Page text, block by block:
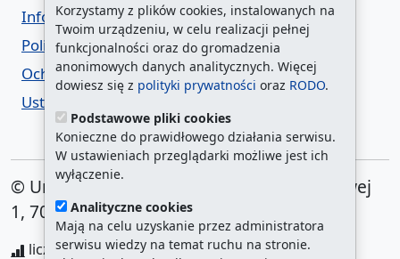
Korzystamy z plików cookies, instalowanych na
Twoim urządzeniu, w celu realizacji pełnej
funkcjonalności oraz do gromadzenia
anonimowych danych analitycznych. Więcej
dowiesz się z polityki prywatności oraz RODO.
Podstawowe pliki cookies
Konieczne do prawidłowego działania serwisu.
W ustawieniach przeglądarki możliwe jest ich
wyłączenie.
Analityczne cookies
Mają na celu uzyskanie przez administratora
serwisu wiedzy na temat ruchu na stronie.
Informacja o urzędzie w ETR
Polityka prywatności
Ochrona danych osobowych
Ustawienia cookies
© Urząd Miasta Szczecin. Plac Armii Krajowej
1, 70-456 Szczecin
liczba wyświetleń:208174082/ aktualna strona: